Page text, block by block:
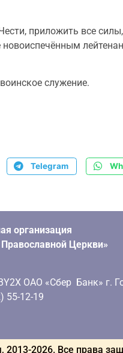
приложить все
новоиспечённым
служение.
Telegram
организация
Церкви»
ОАО «Сбер Банк» г.
55-12-19
2013-2026. Все права